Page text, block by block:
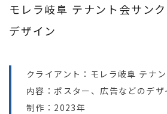
モレラ岐阜 テナント会サン
デザイン
クライアント：モレラ岐阜 テナ
内容：ポスター、広告などのデザ
制作：2023年